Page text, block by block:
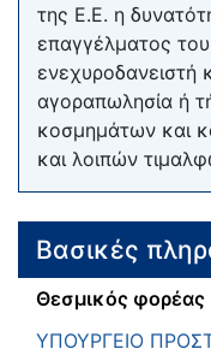
της Ε.Ε. η
επαγγέλματος
ενεχυροδανειστή
αγοραπωλησία ή
κοσμημάτων και
και λοιπών
Βασικές
Θεσμικός φορέας
ΥΠΟΥΡΓΕΙΟ